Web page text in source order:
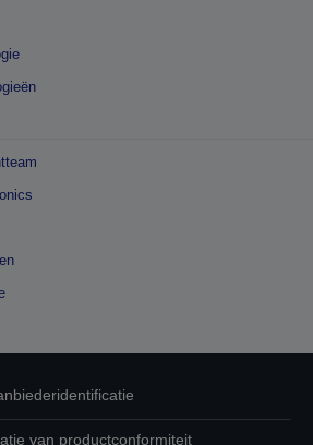
van productconformiteit